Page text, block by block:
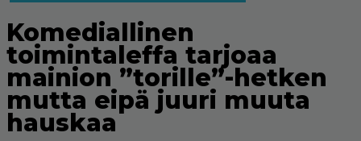
Komediallinen
toimintaleffa tarjoaa
mainion ”torille”-hetken
mutta eipä juuri muuta
hauskaa